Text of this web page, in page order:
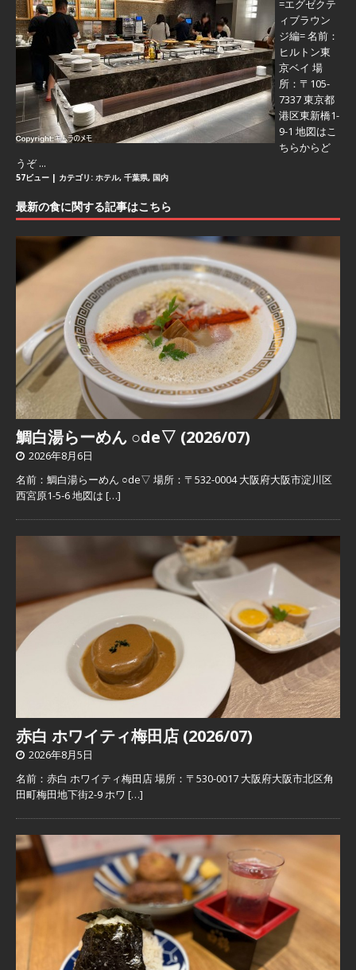
=エグゼクテ
ィブラウン
ジ編=名前：
ヒルトン東
京ベイ 場
所：〒105-
7337 東京都
港区東新橋1-
9-1 地図はこ
ちらからど
うぞ ...
57ビュー | カテゴリ: ホテル, 千葉県, 国内
最新の食に関する記事はこちら
鯛白湯らーめん ○de▽ (2026/07)
2026年8月6日
名前：鯛白湯らーめん ○de▽ 場所：〒532-0004 大阪府大阪市淀川区
西宮原1-5-6 地図は […]
赤白 ホワイティ梅田店 (2026/07)
2026年8月5日
名前：赤白 ホワイティ梅田店 場所：〒530-0017 大阪府大阪市北区角
田町梅田地下街2-9 ホワ […]